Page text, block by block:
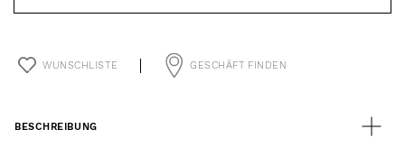
WUNSCHLISTE GESCHÄFT FINDEN
BESCHREIBUNG